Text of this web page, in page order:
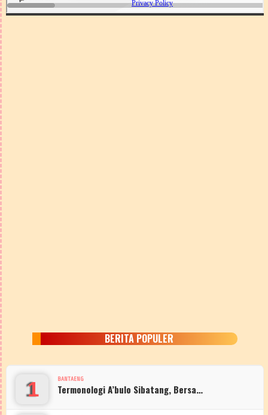
BERITA POPULER
1 BANTAENG
Termonologi A’bulo Sibatang, Bersa…